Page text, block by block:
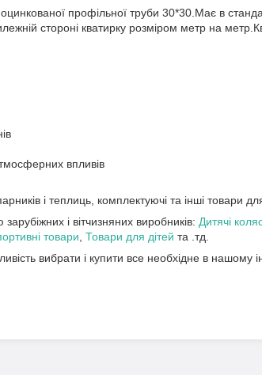
оцинкованої профільної труби 30*30.Має в
стороні кватирку розміром метр на
впливів
і теплиць, комплектуючі та інші товари
і вітчизняних виробників: Дитячі
товари, Товари для дітей та .тд.
вибрати і купити все необхідне в нашому